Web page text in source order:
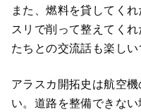
また、燃料を貸してく
スリで削って整えてく
たちとの交流話も楽しい
アラスカ開拓史は航空
い。道路を整備できな